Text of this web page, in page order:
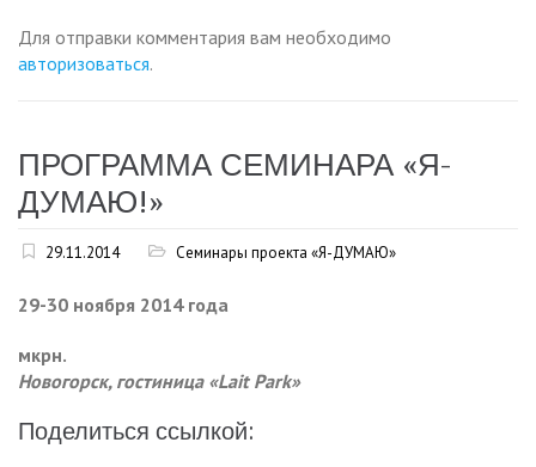
Для отправки комментария вам необходимо
авторизоваться.
ПРОГРАММА СЕМИНАРА «Я-
ДУМАЮ!»
29.11.2014 Семинары проекта «Я-ДУМАЮ»
29-30 ноября 2014 года
мкрн.
Новогорск, гостиница «Lait Park»
Поделиться ссылкой: